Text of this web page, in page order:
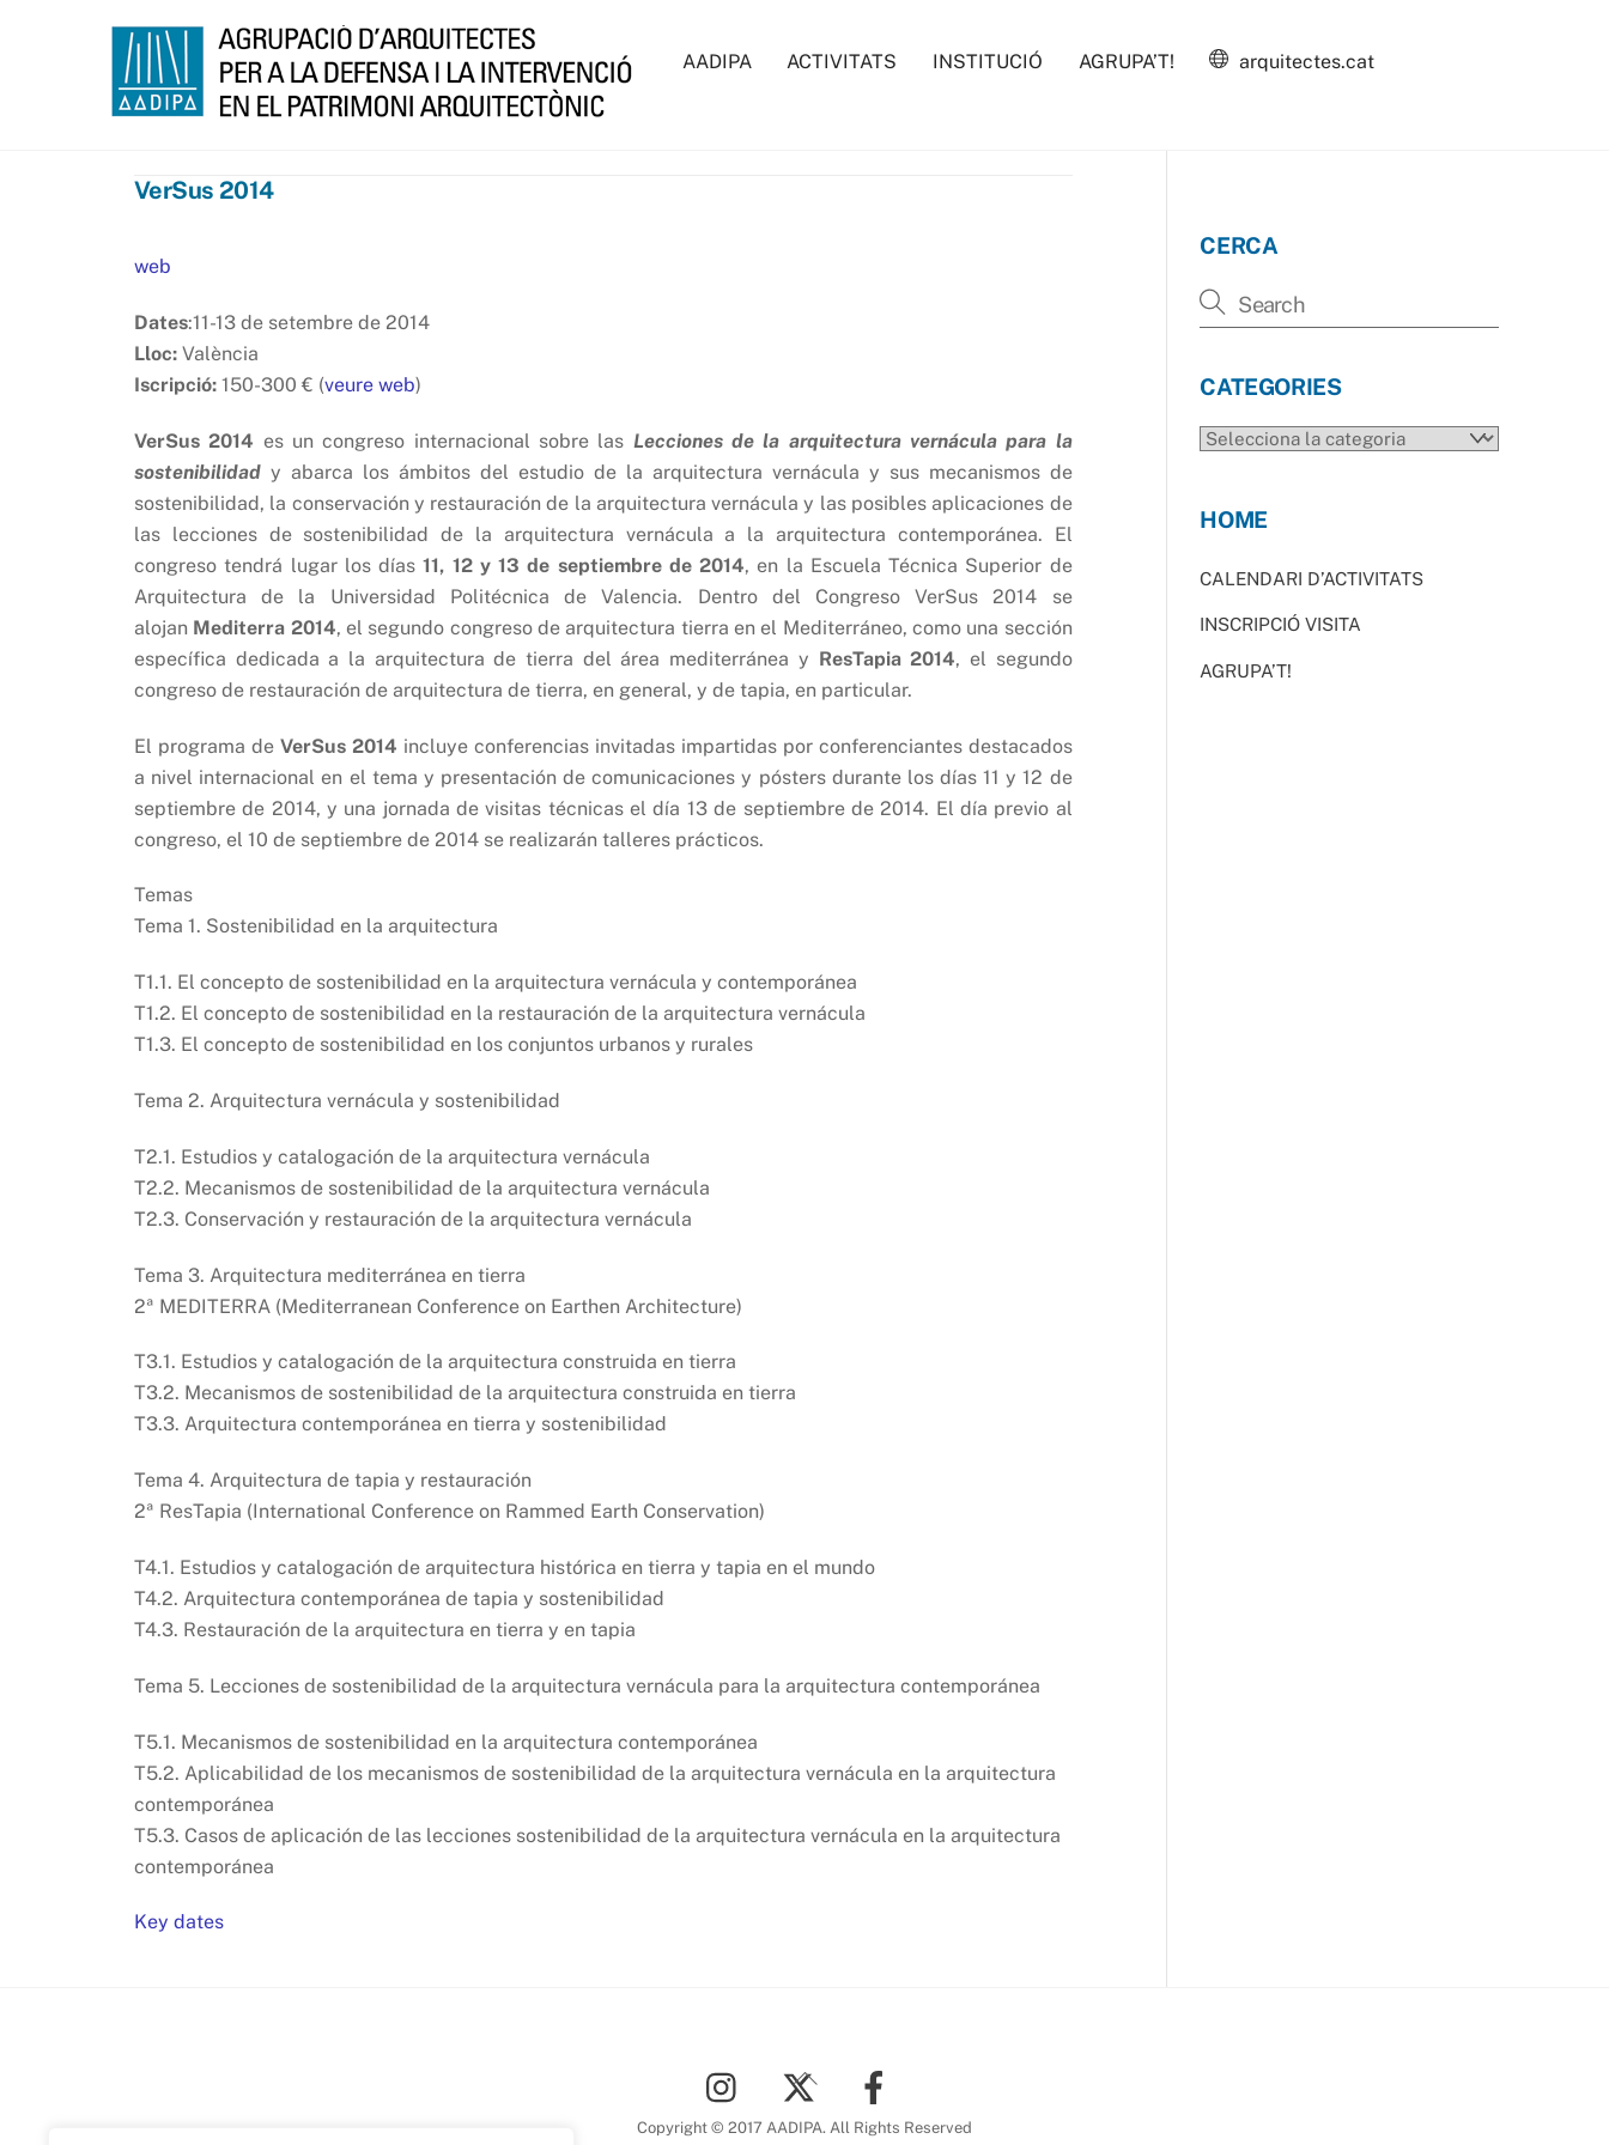
AADIPA ACTIVITATS INSTITUCIÓ AGRUPA’T! arquitectes.cat
VerSus 2014
web
Dates:11-13 de setembre de 2014
Lloc: València
Iscripció: 150-300 € (veure web)
VerSus 2014 es un congreso internacional sobre las Lecciones de la arquitectura vernácula para la
sostenibilidad y abarca los ámbitos del estudio de la arquitectura vernácula y sus mecanismos de
sostenibilidad, la conservación y restauración de la arquitectura vernácula y las posibles aplicaciones de
las lecciones de sostenibilidad de la arquitectura vernácula a la arquitectura contemporánea. El
congreso tendrá lugar los días11, 12 y 13 de septiembre de 2014, en la Escuela Técnica Superior de
Arquitectura de la Universidad Politécnica de Valencia. Dentro del Congreso VerSus 2014 se
alojan Mediterra 2014, el segundo congreso de arquitectura tierra en el Mediterráneo, como una sección
específica dedicada a la arquitectura de tierra del área mediterránea y ResTapia 2014, el segundo
congreso de restauración de arquitectura de tierra, en general, y de tapia, en particular.
El programa de VerSus 2014 incluye conferencias invitadas impartidas por conferenciantes destacados
a nivel internacional en el tema y presentación de comunicaciones y pósters durante los días 11 y 12 de
septiembre de 2014, y una jornada de visitas técnicas el día 13 de septiembre de 2014. El día previo al
congreso, el 10 de septiembre de 2014 se realizarán talleres prácticos.
Temas
Tema 1. Sostenibilidad en la arquitectura
T1.1. El concepto de sostenibilidad en la arquitectura vernácula y contemporánea
T1.2. El concepto de sostenibilidad en la restauración de la arquitectura vernácula
T1.3. El concepto de sostenibilidad en los conjuntos urbanos y rurales
Tema 2. Arquitectura vernácula y sostenibilidad
T2.1. Estudios y catalogación de la arquitectura vernácula
T2.2. Mecanismos de sostenibilidad de la arquitectura vernácula
T2.3. Conservación y restauración de la arquitectura vernácula
Tema 3. Arquitectura mediterránea en tierra
2ª MEDITERRA (Mediterranean Conference on Earthen Architecture)
T3.1. Estudios y catalogación de la arquitectura construida en tierra
T3.2. Mecanismos de sostenibilidad de la arquitectura construida en tierra
T3.3. Arquitectura contemporánea en tierra y sostenibilidad
Tema 4. Arquitectura de tapia y restauración
2ª ResTapia (International Conference on Rammed Earth Conservation)
T4.1. Estudios y catalogación de arquitectura histórica en tierra y tapia en el mundo
T4.2. Arquitectura contemporánea de tapia y sostenibilidad
T4.3. Restauración de la arquitectura en tierra y en tapia
Tema 5. Lecciones de sostenibilidad de la arquitectura vernácula para la arquitectura contemporánea
T5.1. Mecanismos de sostenibilidad en la arquitectura contemporánea
T5.2. Aplicabilidad de los mecanismos de sostenibilidad de la arquitectura vernácula en la arquitectura
contemporánea
T5.3. Casos de aplicación de las lecciones sostenibilidad de la arquitectura vernácula en la arquitectura
contemporánea
Key dates
CERCA
CATEGORIES
CATEGORIES
HOME
CALENDARI D’ACTIVITATS
INSCRIPCIÓ VISITA
AGRUPA’T!
To
Top
Copyright © 2017 AADIPA. All Rights Reserved